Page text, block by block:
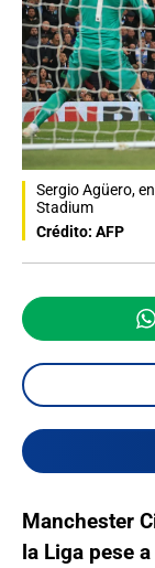
Sergio Agüero,
Stadium
Crédito: AFP
Manchester
la Liga pese